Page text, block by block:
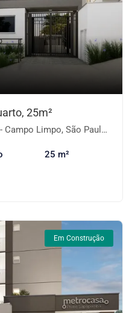
25m²
Limpo, São Paulo-SP
25 m²
Em Construção